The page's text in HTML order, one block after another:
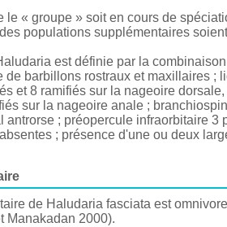
le « groupe » soit en cours de
populations supplémentaires
est définie par la
de barbillons rostraux et maxillaires
et 8 ramifiés sur la nageoire
sur la nageoire anale ;
antrorse ; préopercule infraorbitaire
; présence d'une ou deux
de Haludaria fasciata est
Manakadan 2000).